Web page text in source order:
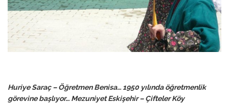
Huriye Saraç – Öğretmen Benisa… 1950 yılında öğretmenlik
görevine başlıyor… Mezuniyet Eskişehir – Çifteler Köy